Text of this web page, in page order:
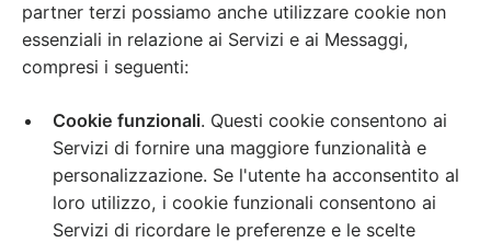
partner terzi possiamo anche utilizzare cookie non
essenziali in relazione ai Servizi e ai Messaggi,
compresi i seguenti:
Cookie funzionali. Questi cookie consentono ai
Servizi di fornire una maggiore funzionalità e
personalizzazione. Se l'utente ha acconsentito al
loro utilizzo, i cookie funzionali consentono ai
Servizi di ricordare le preferenze e le scelte